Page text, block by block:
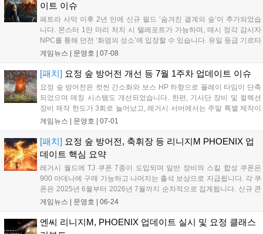
스톤 개수와 다이아 비용을 확인하여 효율적인 제작에 참여하시기 바랍
니다....
이트 이슈
페트라 사막 이후 2년 만에 신규 필드 ‘숨겨진 결계의 숲’이 추가되었습
니다. 몬스터 1만 마리 처치 시 텔레포트가 가능하며, 매시 정각 감시자
NPC를 통해 던전 ‘화염의 성소’에 입장할 수 있습니다. 유일 등급 기르타
스 무기 12종은 7월 29일 제작식이 추가될 예정이며, 같은 날 공허의 사
보호 주문서를 활용한 장신구 강화와 명예 코인을 이용한 스킬북 제작
이벤트가 함께 실시됩니다....
게임뉴스 | 문영호 07-08
[패치] 요정 숲 방어전 개선 등 7월 1주차 업데이트 이슈
요정 숲 방어전은 컷씬 간소화와 보스 HP 하향으로 플레이 타임이 단축
되었으며 매칭 시스템도 개선되었습니다. 한편, 기사단 장비 및 컬렉션
장비 제작 한도가 3회로 늘어났고, 레거시 서버에서는 주말 특별 제작이
복각됩니다. 특히 이번 주말 특별 제작부터 토템 강화석 선택 상자가 추
스톤 구매 가이드라인을 참고하여 전략적인 아이템 획득을 준비하시기
바랍니다....
게임뉴스 | 문영호 07-01
[패치] 요정 숲 방어전, 축휘장 등 리니지M PHOENIX 업
데이트 핵심 요약
레거시 월드에 TJ 쿠폰 7종이 도입되며 일반 장비와 스킬 합성 쿠폰은
900 아데나에 구매 가능하고 나머지는 출석 보상으로 지급됩니다. 각 쿠
폰은 2025년 6월부터 2026년 7월까지 순차적으로 집계됩니다. 신규 콘
텐츠 '요정 숲 방어전'은 2:2 PvP 방식으로 휘장 속성 재료와 경험치 컬렉
되었고, 장착 무기에 따라 전용 옵션이 변경되도록 개선되었습니다. 신
규 변신과 인형, 성물 6종이 추가되었으며 콘텐츠 현황판을 통해 일일 및
게임뉴스 | 문영호 06-24
엔씨 리니지M, PHOENIX 업데이트 실시 및 요정 클래스